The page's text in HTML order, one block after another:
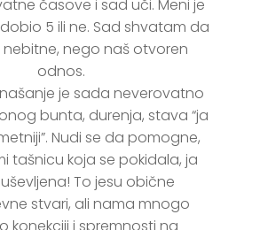
časove i sad uči. Meni je
5 ili ne. Sad shvatam da
nego naš otvoren
odnos.
je sada neverovatno
bunta, durenja, stava “ja
Nudi se da pomogne,
tašnicu koja se pokidala, ja
To jesu obične
stvari, ali nama mnogo
konekciji i spremnosti na